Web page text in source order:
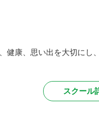
健康、思い出を大切にし
スクール